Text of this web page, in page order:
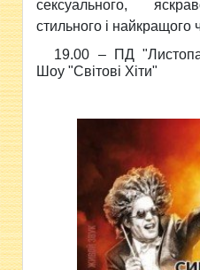
сексуального,
стильного і найкращого
19.00 – ПД
Шоу "Світові Хіти"